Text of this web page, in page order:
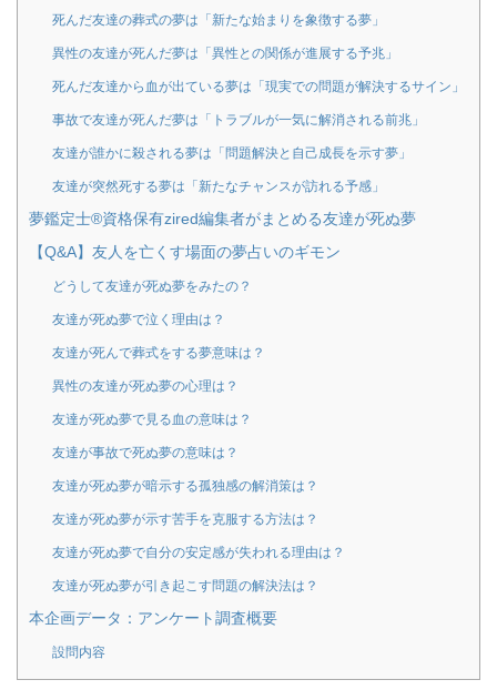
死んだ友達の葬式の夢は「新たな始まりを象徴する夢」
異性の友達が死んだ夢は「異性との関係が進展する予兆」
死んだ友達から血が出ている夢は「現実での問題が解決するサイン」
事故で友達が死んだ夢は「トラブルが一気に解消される前兆」
友達が誰かに殺される夢は「問題解決と自己成長を示す夢」
友達が突然死する夢は「新たなチャンスが訪れる予感」
夢鑑定士®資格保有zired編集者がまとめる友達が死ぬ夢
【Q&A】友人を亡くす場面の夢占いのギモン
どうして友達が死ぬ夢をみたの？
友達が死ぬ夢で泣く理由は？
友達が死んで葬式をする夢意味は？
異性の友達が死ぬ夢の心理は？
友達が死ぬ夢で見る血の意味は？
友達が事故で死ぬ夢の意味は？
友達が死ぬ夢が暗示する孤独感の解消策は？
友達が死ぬ夢が示す苦手を克服する方法は？
友達が死ぬ夢で自分の安定感が失われる理由は？
友達が死ぬ夢が引き起こす問題の解決法は？
本企画データ：アンケート調査概要
設問内容